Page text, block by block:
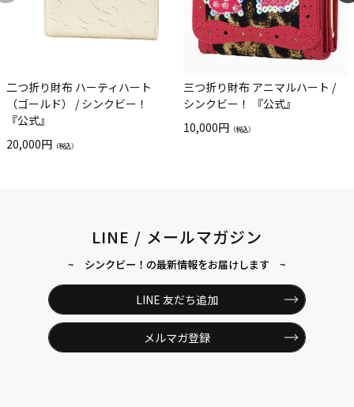
二つ折り財布 ハーティハート
（ゴールド） / シンクビー！
『公式』
20,000円 （税込）
三つ折り財布 アニマルハート /
シンクビー！ 『公式』
10,000円 （税込）
LINE / メールマガジン
~ シンクビー！の最新情報をお届けします ~
LINE 友だち追加
メルマガ登録